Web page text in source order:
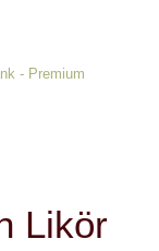
- Premium
Likör